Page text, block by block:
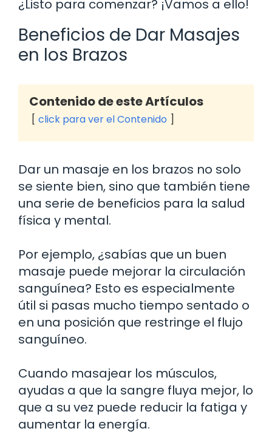
¿Listo para comenzar? ¡Vamos a ello!
Beneficios de Dar Masajes
en los Brazos
Contenido de este Artículos
click para ver el Contenido
Dar un masaje en los brazos no solo
se siente bien, sino que también tiene
una serie de beneficios para la salud
física y mental.
Por ejemplo, ¿sabías que un buen
masaje puede mejorar la circulación
sanguínea? Esto es especialmente
útil si pasas mucho tiempo sentado o
en una posición que restringe el flujo
sanguíneo.
Cuando masajear los músculos,
ayudas a que la sangre fluya mejor, lo
que a su vez puede reducir la fatiga y
aumentar la energía.